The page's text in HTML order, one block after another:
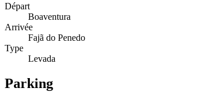
Départ
Boaventura
Arrivée
Fajã do Penedo
Type
Levada
Parking